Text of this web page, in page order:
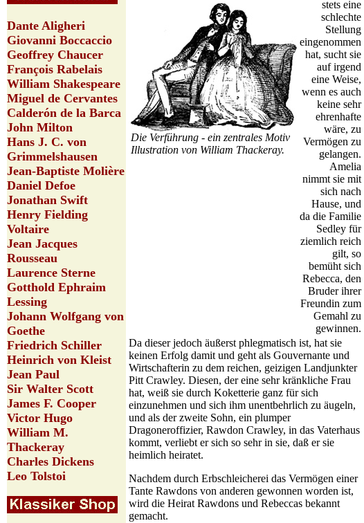
Dante Aligheri
Giovanni Boccaccio
Geoffrey Chaucer
François Rabelais
William Shakespeare
Miguel de Cervantes
Calderón de la Barca
John Milton
Hans J. C. von
Grimmelshausen
Jean-Baptiste Molière
Daniel Defoe
Jonathan Swift
Henry Fielding
Voltaire
Jean Jacques
Rousseau
Laurence Sterne
Gotthold Ephraim
Lessing
Johann Wolfgang von
Goethe
Friedrich Schiller
Heinrich von Kleist
Jean Paul
Sir Walter Scott
James F. Cooper
Victor Hugo
William M.
Thackeray
Charles Dickens
Leo Tolstoi
Die Verführung - ein zentrales Motiv
Illustration von William Thackeray.
stets eine
schlechte
Stellung
eingenommen
hat, sucht sie
auf irgend
eine Weise,
wenn es auch
keine sehr
ehrenhafte
wäre, zu
Vermögen zu
gelangen.
Amelia
nimmt sie mit
sich nach
Hause, und
da die Familie
Sedley für
ziemlich reich
gilt, so
bemüht sich
Rebecca, den
Bruder ihrer
Freundin zum
Gemahl zu
gewinnen.
Da dieser jedoch äußerst phlegmatisch ist, hat sie
keinen Erfolg damit und geht als Gouvernante und
Wirtschafterin zu dem reichen, geizigen Landjunkter
Pitt Crawley. Diesen, der eine sehr kränkliche Frau
hat, weiß sie durch Koketterie ganz für sich
einzunehmen und sich ihm unentbehrlich zu äugeln,
und als der zweite Sohn, ein plumper
Dragoneroffizier, Rawdon Crawley, in das Vaterhaus
kommt, verliebt er sich so sehr in sie, daß er sie
heimlich heiratet.
Nachdem durch Erbschleicherei das Vermögen einer
Tante Rawdons von anderen gewonnen worden ist,
wird die Heirat Rawdons und Rebeccas bekannt
gemacht.